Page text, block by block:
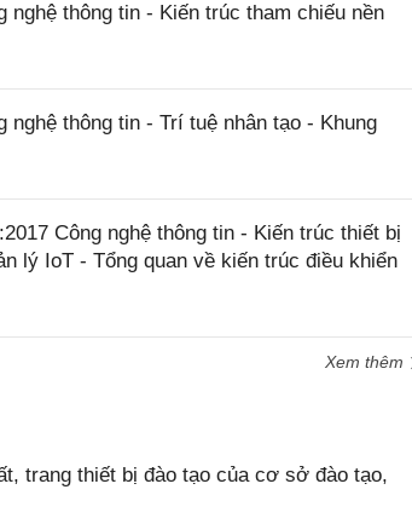
nghệ thông tin - Kiến trúc tham chiếu nền
nghệ thông tin - Trí tuệ nhân tạo - Khung
Công nghệ thông tin - Kiến trúc thiết bị
lý IoT - Tổng quan về kiến trúc điều khiển
Xem thêm
trang thiết bị đào tạo của cơ sở đào tạo,